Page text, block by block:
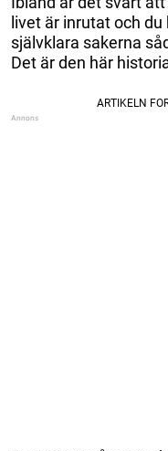
livet är inrutat och
självklara sakerna
Det är den här